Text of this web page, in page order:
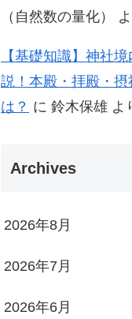
（自然数の量化）
【基礎知識】神社
説！本殿・拝殿・摂
は？ に 鈴木保雄 よ
Archives
2026年8月
2026年7月
2026年6月